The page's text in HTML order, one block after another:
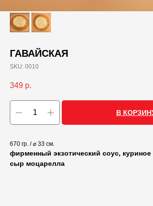
ГАВАЙСКАЯ
SKU: 0010
349 р.
В
670 гр. / ⌀ 33 см.
фирменный экзотический соус,
сыр моцарелла